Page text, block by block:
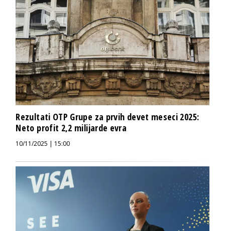
Rezultati OTP Grupe za prvih devet meseci 2025:
Neto profit 2,2 milijarde evra
10/11/2025 | 15:00